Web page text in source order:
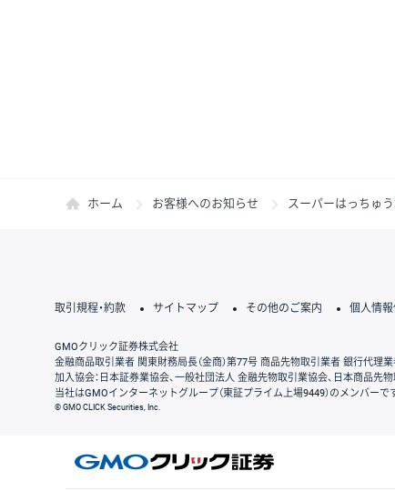
ホーム お客様へのお知らせ スーパーはっちゅ
取引規程・約款 サイトマップ その他のご案内 個人情
GMOクリック証券株式会社
金融商品取引業者 関東財務局長（金商）第77号 商品先物取引業者 銀行代理
加入協会：日本証券業協会、一般社団法人 金融先物取引業協会、日本商品先
当社はGMOインターネットグループ（東証プライム上場9449）のメンバーで
© GMO CLICK Securities, Inc.